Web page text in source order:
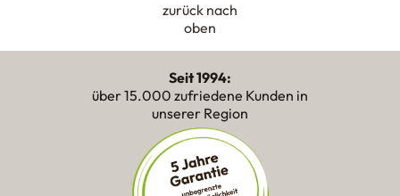
zurück nach
oben
Seit 1994:
über 15.000 zufriedene Kunden in
unserer Region